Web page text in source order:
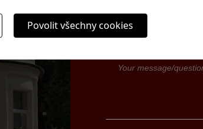
Povolit všechny cookies